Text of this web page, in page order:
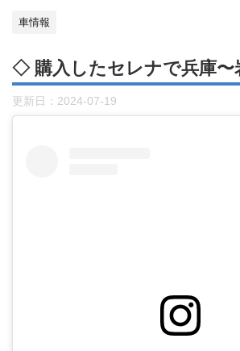
車情報
◇ 購入したセレナで兵庫〜
更新日： 2024-07-19